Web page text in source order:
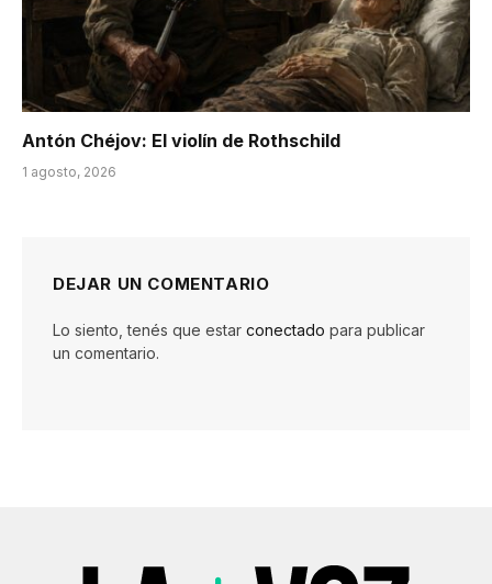
Antón Chéjov: El violín de Rothschild
1 agosto, 2026
DEJAR UN COMENTARIO
Lo siento, tenés que estar conectado para publicar
un comentario.